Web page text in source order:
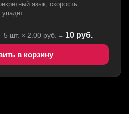
язык, скорость
упадёт
5 шт. × 2.00 руб. = 10 руб.
в корзину